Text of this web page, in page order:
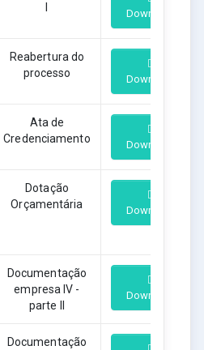
Download
Reabertura do
processo
Download
Ata de
Credenciamento
Download
Dotação
Orçamentária
Download
Documentação
empresa IV -
parte II
Download
Documentação